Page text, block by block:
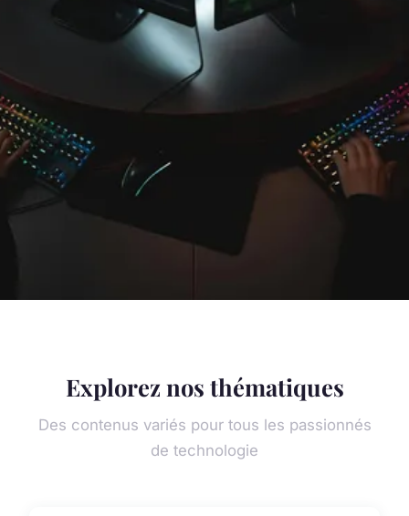
Explorez nos thématiques
Des contenus variés pour tous les passionnés
de technologie